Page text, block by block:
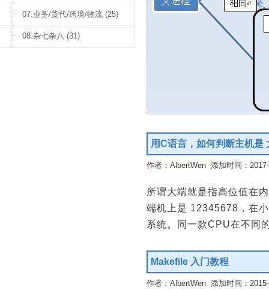
07.业务/货代/跨境/物流 (25)
08.杂七杂八 (31)
用C语言，如何判断主机是
作者：AlbertWen 添加时间：
所谓大端就是指高位值在
端机上是 12345678，在
系统。同一款CPU在不同
Makefile 入门教程
作者：AlbertWen 添加时间：